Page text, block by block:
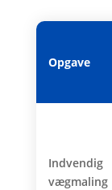
Opgave
Indvendig
vægmaling